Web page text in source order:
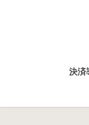
決済